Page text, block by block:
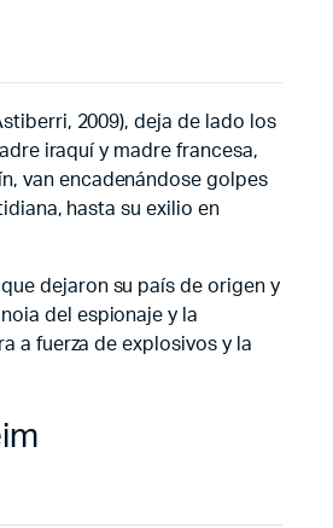
2009), deja de lado los
iraquí y madre francesa,
van encadenándose golpes
hasta su exilio en
dejaron su país de origen y
del espionaje y la
a fuerza de explosivos y la